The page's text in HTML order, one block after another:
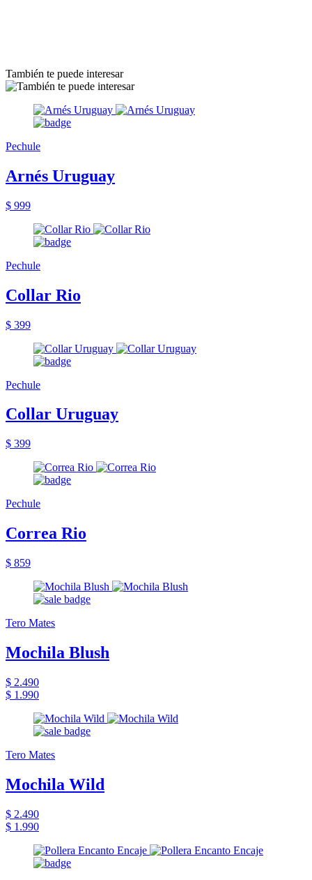
También te puede interesar
Pechule
Arnés Uruguay
$ 999
Pechule
Collar Rio
$ 399
Pechule
Collar Uruguay
$ 399
Pechule
Correa Rio
$ 859
Tero Mates
Mochila Blush
$ 2.490
$ 1.990
Tero Mates
Mochila Wild
$ 2.490
$ 1.990